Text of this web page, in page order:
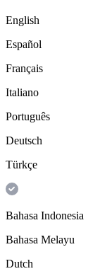
English
Español
Français
Italiano
Português
Deutsch
Türkçe
Bahasa Indonesia
Bahasa Melayu
Dutch